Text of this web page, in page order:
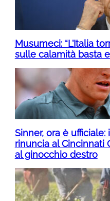
Musumeci: “L’Italia
sulle calamità basta
Sinner, ora è
rinuncia al Cincinnati
al ginocchio destro